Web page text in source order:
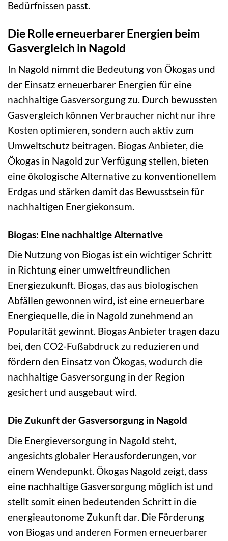
Bedürfnissen passt.
Die Rolle erneuerbarer Energien beim
Gasvergleich in Nagold
In Nagold nimmt die Bedeutung von Ökogas und
der Einsatz erneuerbarer Energien für eine
nachhaltige Gasversorgung zu. Durch bewussten
Gasvergleich können Verbraucher nicht nur ihre
Kosten optimieren, sondern auch aktiv zum
Umweltschutz beitragen. Biogas Anbieter, die
Ökogas in Nagold zur Verfügung stellen, bieten
eine ökologische Alternative zu konventionellem
Erdgas und stärken damit das Bewusstsein für
nachhaltigen Energiekonsum.
Biogas: Eine nachhaltige Alternative
Die Nutzung von Biogas ist ein wichtiger Schritt
in Richtung einer umweltfreundlichen
Energiezukunft. Biogas, das aus biologischen
Abfällen gewonnen wird, ist eine erneuerbare
Energiequelle, die in Nagold zunehmend an
Popularität gewinnt. Biogas Anbieter tragen dazu
bei, den CO2-Fußabdruck zu reduzieren und
fördern den Einsatz von Ökogas, wodurch die
nachhaltige Gasversorgung in der Region
gesichert und ausgebaut wird.
Die Zukunft der Gasversorgung in Nagold
Die Energieversorgung in Nagold steht,
angesichts globaler Herausforderungen, vor
einem Wendepunkt. Ökogas Nagold zeigt, dass
eine nachhaltige Gasversorgung möglich ist und
stellt somit einen bedeutenden Schritt in die
energieautonome Zukunft dar. Die Förderung
von Biogas und anderen Formen erneuerbarer